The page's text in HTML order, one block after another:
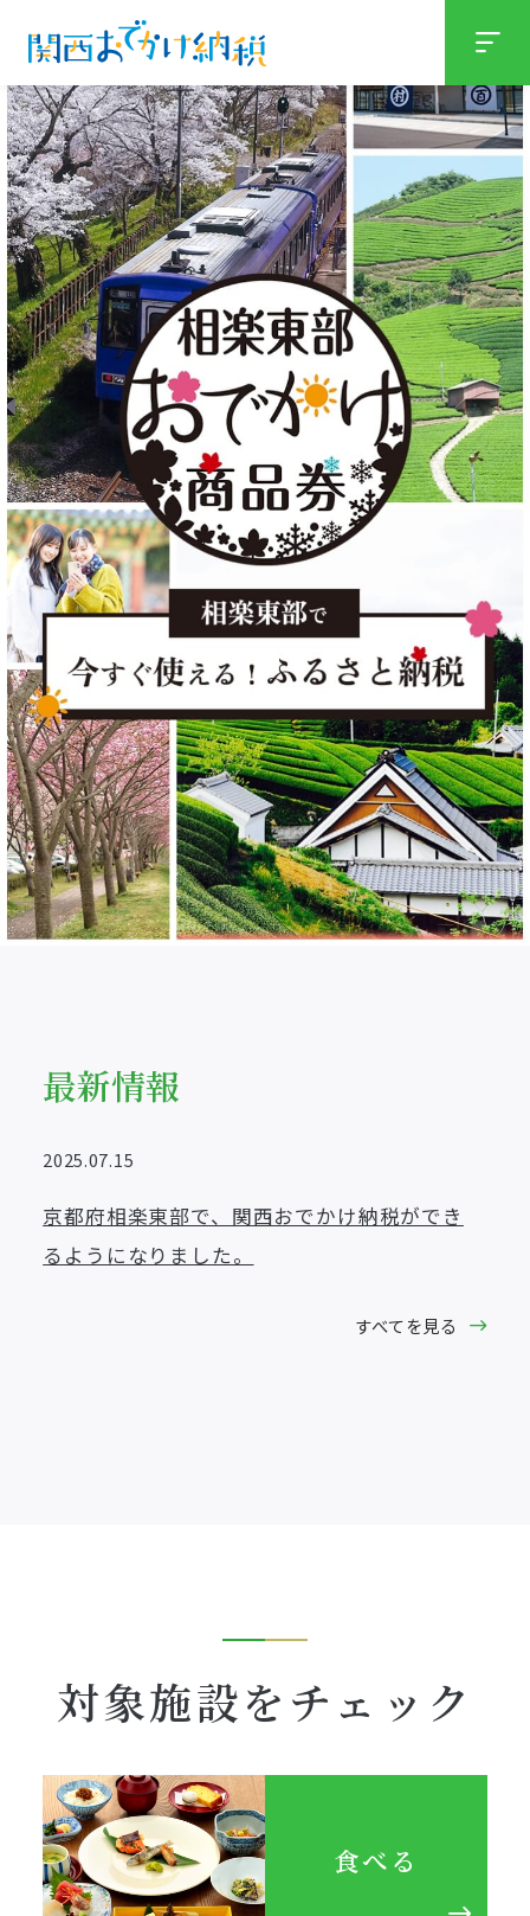
最新情報
2025.07.15
京都府相楽東部で、関西おでかけ納税ができ
るようになりました。
すべてを見る
対象施設をチェック
食べる